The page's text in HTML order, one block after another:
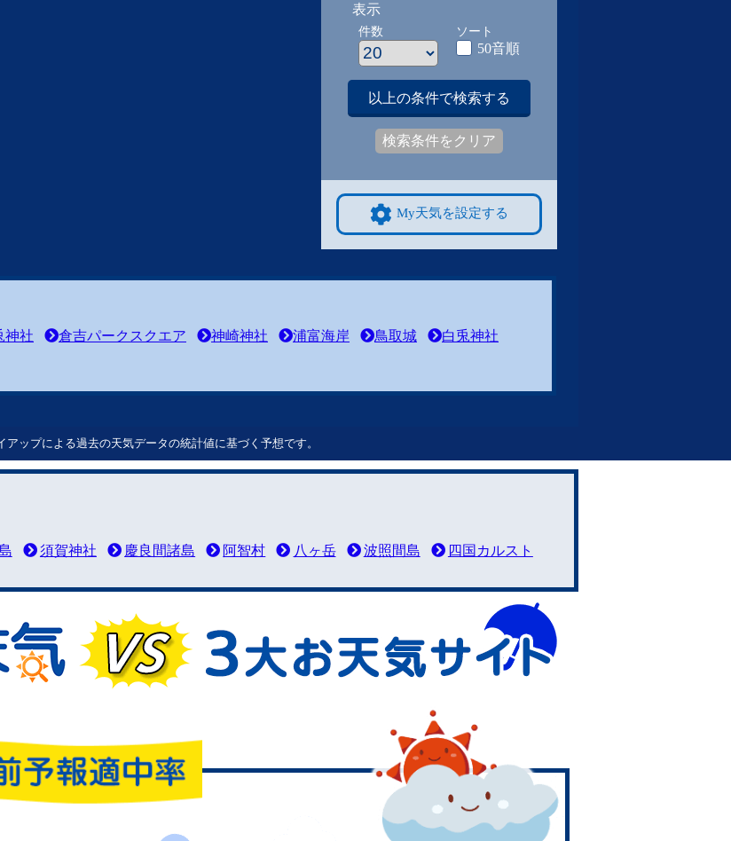
表示
件数 ソート
50音順
以上の条件で検索する
検索条件をクリア
My天気を設定する
神社 倉吉パークスクエア 神崎神社 浦富海岸 鳥取城
白兎神社
ップによる過去の天気データの統計値に基づく予想です。
須賀神社 慶良間諸島 阿智村 八ヶ岳 波照間島 四国カルスト